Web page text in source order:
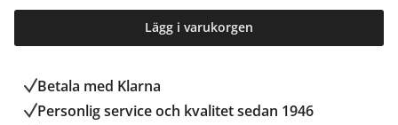
Lägg i varukorgen
Betala med Klarna
Personlig service och kvalitet sedan 1946